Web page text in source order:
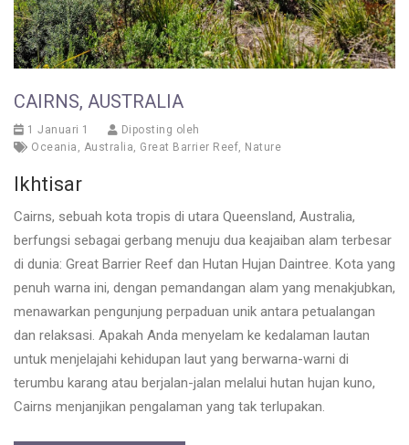
CAIRNS, AUSTRALIA
1 Januari 1
Diposting oleh
Oceania , Australia, Great Barrier Reef, Nature
Ikhtisar
Cairns, sebuah kota tropis di utara Queensland, Australia,
berfungsi sebagai gerbang menuju dua keajaiban alam terbesar
di dunia: Great Barrier Reef dan Hutan Hujan Daintree. Kota yang
penuh warna ini, dengan pemandangan alam yang menakjubkan,
menawarkan pengunjung perpaduan unik antara petualangan
dan relaksasi. Apakah Anda menyelam ke kedalaman lautan
untuk menjelajahi kehidupan laut yang berwarna-warni di
terumbu karang atau berjalan-jalan melalui hutan hujan kuno,
Cairns menjanjikan pengalaman yang tak terlupakan.